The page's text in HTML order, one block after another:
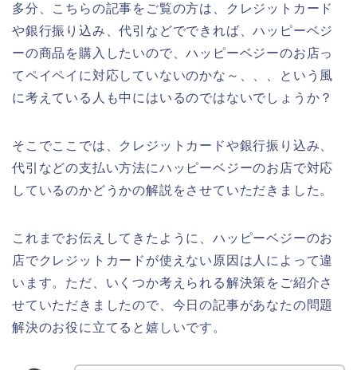
多分、こちらの記事をご覧の方は、クレジットカード
や銀行振り込み、代引などでできれば、ハッピーベジ
ーの商品を購入したいので、ハッピーベジーのお店っ
てペイペイに対応していないのかな～、、、という風
に考えている人も中にはいるのではないでしょうか？
そこでここでは、クレジットカードや銀行振り込み、
代引などの支払い方法にハッピーベジーのお店で対応
しているのかどうかの解説をさせていただきました。
これまでお伝えしてきたように、ハッピーベジーのお
店でクレジットカードが使えない原因は人によって違
います。ただ、いくつか考えられる解決策をご紹介さ
せていただきましたので、今日の記事があなたの問題
解決のお役に立てると嬉しいです。